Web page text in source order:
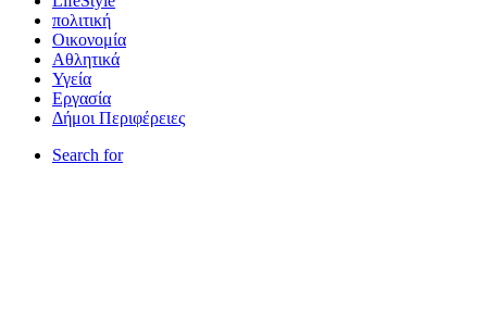
πολιτική
Οικονομία
Αθλητικά
Υγεία
Εργασία
Δήμοι Περιφέρειες
Search for